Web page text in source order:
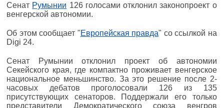
Сенат Румынии 126 голосами отклонил законопроект о
венгерской автономии.
Об этом сообщает "Европейская правда" со ссылкой на
Digi 24.
Сенат Румынии отклонил проект об автономии
Секейского края, где компактно проживает венгерское
национальное меньшинство. За это решение после 2-
часовых дебатов проголосовали 126 из 135
присутствующих сенаторов. Поддержали его только
представители Демократического союза венгров